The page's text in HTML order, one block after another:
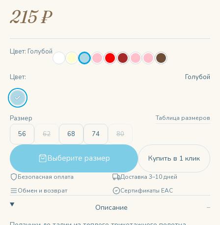
215 ₽
Цвет: Голубой
Цвет: Голубой
Размер Таблица размеров
56 62 68 74 80
Выберите размер Купить в 1 клик
Безопасная оплата
Доставка 3–10 дней
Обмен и возврат
Сертификаты ЕАС
Описание